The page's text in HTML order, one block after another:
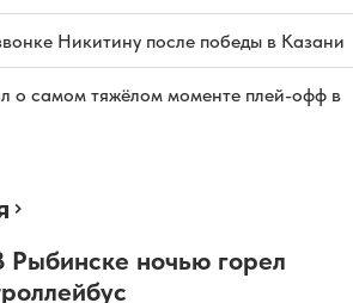
Никитину после победы в Казани
о самом тяжёлом моменте плей-офф в
Рыбинске ночью горел